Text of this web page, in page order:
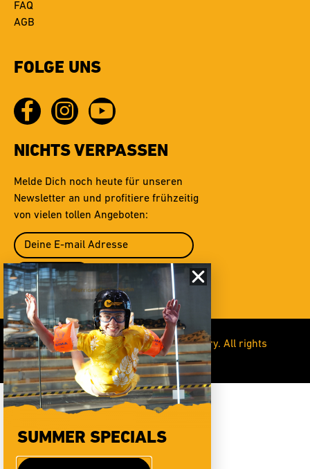
FAQ
AGB
FOLGE UNS
NICHTS VERPASSEN
Melde Dich noch heute für unseren
Newsletter an und profitiere frühzeitig
von vielen tollen Angeboten:
Absenden
© Copyright 2012-2026 Hurricane Factory. All rights
reserved.
SUMMER SPECIALS